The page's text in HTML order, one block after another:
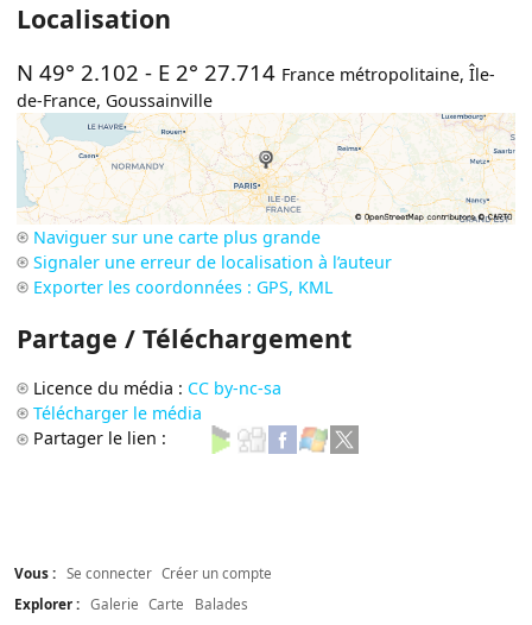
Localisation
N 49° 2.102 - E 2° 27.714 France métropolitaine,Île-
de-France, Goussainville
Naviguer sur une carte plus grande
Signaler une erreur de localisation à l’auteur
Exporter les coordonnées : GPS, KML
Partage / Téléchargement
Licence du média : CC by-nc-sa
Télécharger le média
Partager le lien :
Vous : Se connecter Créer un compte
Explorer : Galerie Carte
Balades